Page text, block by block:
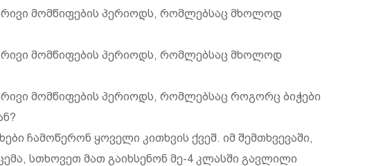
მომწიფების პერიოდს, რომლებსაც მხოლოდ
მომწიფების პერიოდს, რომლებსაც მხოლოდ
მომწიფების პერიოდს, რომლებსაც როგორც ბიჭები
ჩამოწერონ ყოველი კითხვის ქვეშ. იმ შემთხვევაში,
სთხოვეთ მათ გაიხსენონ მე-4 კლასში გავლილი